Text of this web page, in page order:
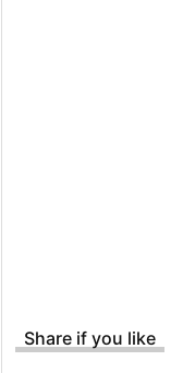
Share if you like